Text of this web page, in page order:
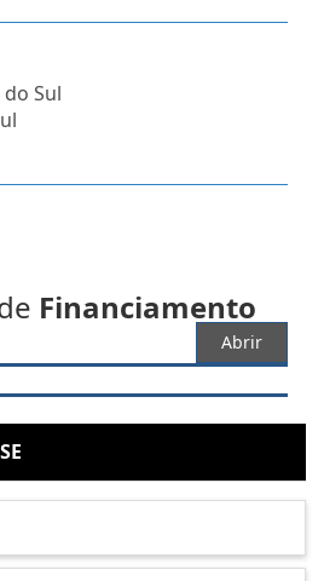
Sul
Financiamento
Abrir